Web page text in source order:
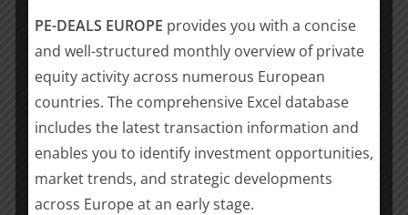
Die Franz Haniel & Cie. GmbH befindet sich zu 100
Prozent in Familienbesitz und ist seit der Gründung des
Unternehmens 1756 in Duisburg beheimatet. Sie führt
ein Portfolio eigenständiger Unternehmen, mit dem
Ziel, alle Investitionen „enkelfähig“ zu machen und
Wert für Generationen zu schaffen. Dazu verfolgt
Haniel eine fokussierte Investmentstrategie entlang der
drei Säulen „People. Planet. Progress“, die eine
konsequente Ausrichtung an Nachhaltigkeitskriterien
PE-DEALS EUROPE provides you with a concise
and well-structured monthly overview of private
equity activity across numerous European
countries. The comprehensive Excel database
includes the latest transaction information and
enables you to identify investment opportunities,
market trends, and strategic developments
across Europe at an early stage.